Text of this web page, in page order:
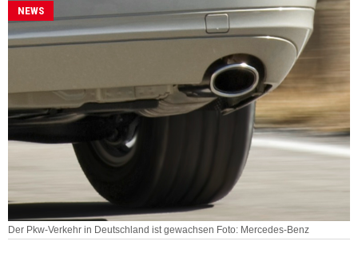
Der Pkw-Verkehr in Deutschland ist gewachsen Foto: Mercedes-Benz
NEWS